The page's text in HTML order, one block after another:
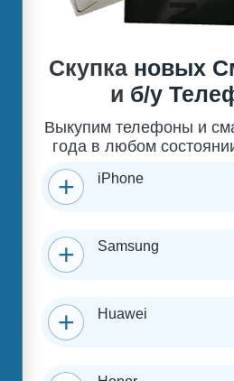
Скупка новых
и б/у
Выкупим телефоны и
года в любом
iPhone
Samsung
Huawei